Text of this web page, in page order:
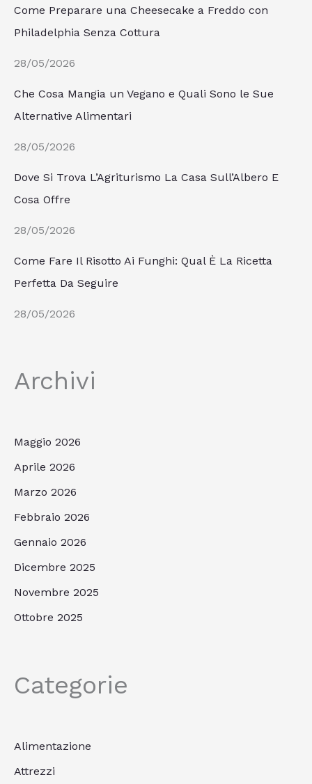
Come Preparare una Cheesecake a Freddo con
Philadelphia Senza Cottura
28/05/2026
Che Cosa Mangia un Vegano e Quali Sono le Sue
Alternative Alimentari
28/05/2026
Dove Si Trova L’Agriturismo La Casa Sull’Albero E
Cosa Offre
28/05/2026
Come Fare Il Risotto Ai Funghi: Qual È La Ricetta
Perfetta Da Seguire
28/05/2026
Archivi
Maggio 2026
Aprile 2026
Marzo 2026
Febbraio 2026
Gennaio 2026
Dicembre 2025
Novembre 2025
Ottobre 2025
Categorie
Alimentazione
Attrezzi